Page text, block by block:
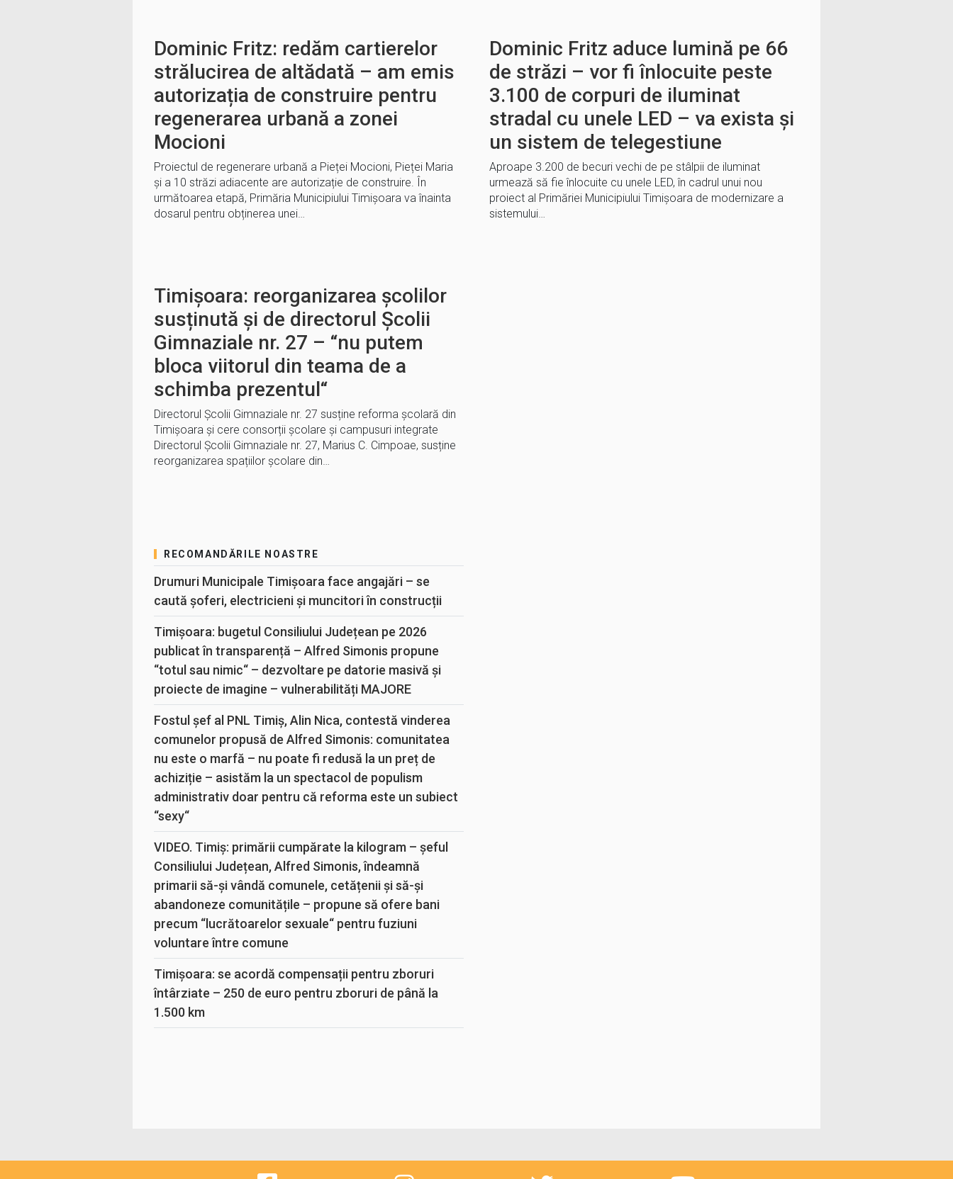
Dominic Fritz: redăm cartierelor
strălucirea de altădată – am emis
autorizația de construire pentru
regenerarea urbană a zonei
Mocioni
Proiectul de regenerare urbană a Pieței Mocioni, Pieței Maria
și a 10 străzi adiacente are autorizație de construire. În
următoarea etapă, Primăria Municipiului Timișoara va înainta
dosarul pentru obținerea unei…
Dominic Fritz aduce lumină pe 66
de străzi – vor fi înlocuite peste
3.100 de corpuri de iluminat
stradal cu unele LED – va exista și
un sistem de telegestiune
Aproape 3.200 de becuri vechi de pe stâlpii de iluminat
urmează să fie înlocuite cu unele LED, în cadrul unui nou
proiect al Primăriei Municipiului Timișoara de modernizare a
sistemului…
Timișoara: reorganizarea școlilor
susținută și de directorul Școlii
Gimnaziale nr. 27 – “nu putem
bloca viitorul din teama de a
schimba prezentul“
Directorul Școlii Gimnaziale nr. 27 susține reforma școlară din
Timișoara și cere consorții școlare și campusuri integrate
Directorul Școlii Gimnaziale nr. 27, Marius C. Cimpoae, susține
reorganizarea spațiilor școlare din…
RECOMANDĂRILE NOASTRE
Drumuri Municipale Timișoara face angajări – se
caută șoferi, electricieni și muncitori în construcții
Timișoara: bugetul Consiliului Județean pe 2026
publicat în transparență – Alfred Simonis propune
“totul sau nimic“ – dezvoltare pe datorie masivă și
proiecte de imagine – vulnerabilități MAJORE
Fostul șef al PNL Timiș, Alin Nica, contestă vinderea
comunelor propusă de Alfred Simonis: comunitatea
nu este o marfă – nu poate fi redusă la un preț de
achiziție – asistăm la un spectacol de populism
administrativ doar pentru că reforma este un subiect
“sexy“
VIDEO. Timiș: primării cumpărate la kilogram – șeful
Consiliului Județean, Alfred Simonis, îndeamnă
primarii să-și vândă comunele, cetățenii și să-și
abandoneze comunitățile – propune să ofere bani
precum “lucrătoarelor sexuale“ pentru fuziuni
voluntare între comune
Timișoara: se acordă compensații pentru zboruri
întârziate – 250 de euro pentru zboruri de până la
1.500 km